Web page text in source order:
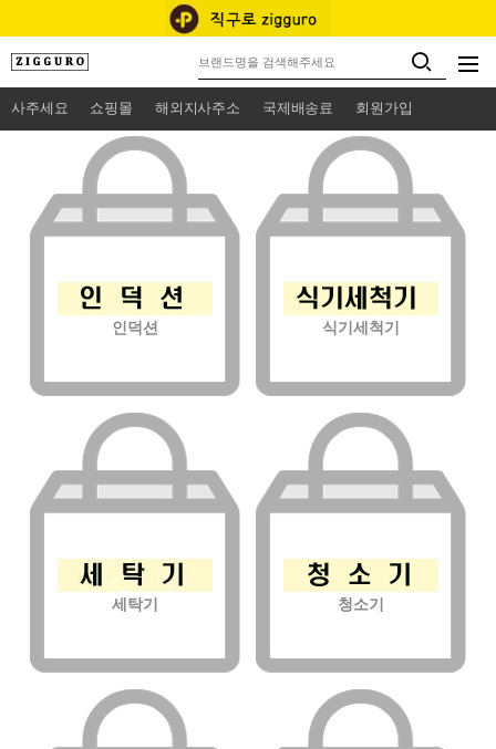
사주세요 쇼핑몰 해외지사주소 국제배송료 회원가입
인덕션 식기세척기
세탁기 청소기